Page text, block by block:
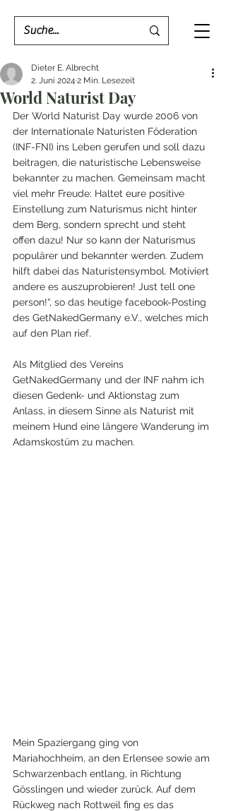
World Naturist Day
Dieter E. Albrecht
2. Juni 2024 2 Min. Lesezeit
Der World Naturist Day wurde 2006 von
der Internationale Naturisten Föderation
(INF-FNI) ins Leben gerufen und soll dazu
beitragen, die naturistische Lebensweise
bekannter zu machen. Gemeinsam macht
viel mehr Freude: Haltet eure positive
Einstellung zum Naturismus nicht hinter
dem Berg, sondern sprecht und steht
offen dazu! Nur so kann der Naturismus
populärer und bekannter werden. Zudem
hilft dabei das Naturistensymbol. Motiviert
andere es auszuprobieren! Just tell one
person!“, so das heutige facebook-Posting
des GetNakedGermany e.V., welches mich
auf den Plan rief.
Als Mitglied des Vereins
GetNakedGermany und der INF nahm ich
diesen Gedenk- und Aktionstag zum
Anlass, in diesem Sinne als Naturist mit
meinem Hund eine längere Wanderung im
Adamskostüm zu machen.
Mein Spaziergang ging von
Mariahochheim, an den Erlensee sowie am
Schwarzenbach entlang, in Richtung
Gösslingen und wieder zurück. Auf dem
Rückweg nach Rottweil fing es das